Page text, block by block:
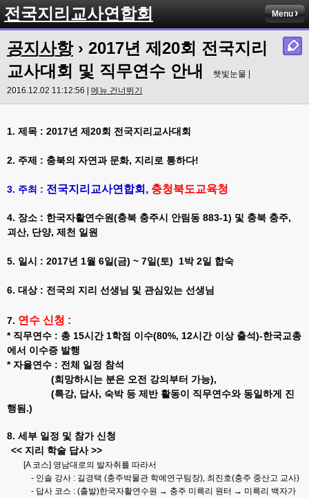
전국지리교사연합회 Menu
공지사항› 2017년 제20회 전국지리
교사대회 및 직무연수 안내
햇빛눈물 |
2016.12.02 11:12:56 | 메뉴 건너뛰기
1. 제목 : 2017년 제20회 전국지리교사대회
2. 주제 : 충북의 자연과 문화, 지리로 통하다!
3. 주최 : 전국지리교사연합회, 충청북도교육청
4. 장소 : 한국자활연수원(충북 충주시 안림동 883-1) 및 충북 충주,
괴산, 단양, 제천 일원
5. 일시 : 2017년 1월 6일(금) ~ 7일(토) 1박 2일 합숙
6. 대상 : 전국의 지리 선생님 및 관심있는 선생님
7. 연수 신청 :
* 직무연수 : 총 15시간 1학점 이수(80%, 12시간 이상 출석)-한국교총
에서 이수증 발행
* 자율연수 : 전체 일정 참석
(희망하시는 분은 오전 강의부터 가능),
(특강, 답사, 숙박 등 제반 활동이 직무연수와 동일하게 진
행됨.)
8. 세부 일정 및 참가 신청
<< 지리 학술 답사 >>
[A 코스] 영남대로의 발자취를 따라서
- 인솔 강사 : 길경택 (충주박물관 학예연구팀장), 최진호(충주 중산고 교사)
- 답사 코스 : (출발)한국자활연수원 → 충주 미륵리 원터 → 미륵리 백자가